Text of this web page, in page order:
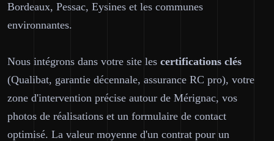
Bordeaux, Pessac, Eysines et les communes
environnantes.
Nous intégrons dans votre site les certifications clés
(Qualibat, garantie décennale, assurance RC pro), votre
zone d'intervention précise autour de Mérignac, vos
photos de réalisations et un formulaire de contact
optimisé. La valeur moyenne d'un contrat pour un